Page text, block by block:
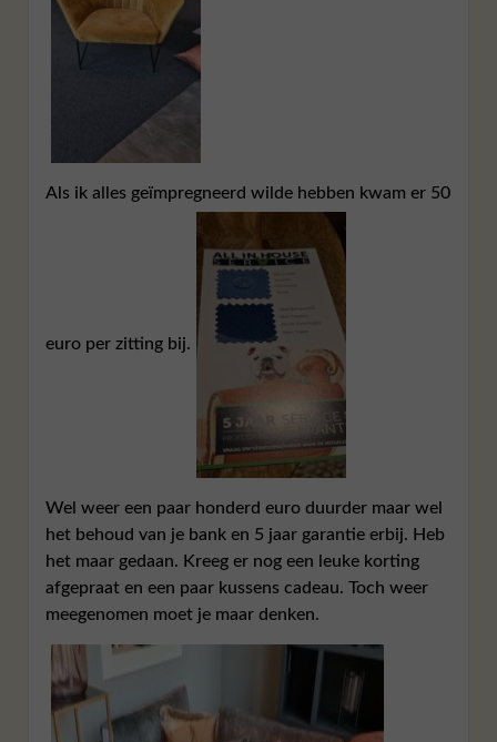
Als ik alles geïmpregneerd wilde hebben kwam er 50
euro per zitting bij.
Wel weer een paar honderd euro duurder maar wel
het behoud van je bank en 5 jaar garantie erbij. Heb
het maar gedaan. Kreeg er nog een leuke korting
afgepraat en een paar kussens cadeau. Toch weer
meegenomen moet je maar denken.